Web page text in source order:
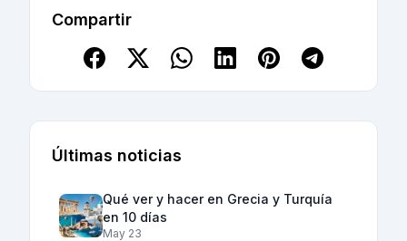
Compartir
Últimas noticias
Qué ver y hacer en Grecia y Turquía
en 10 días
May 23